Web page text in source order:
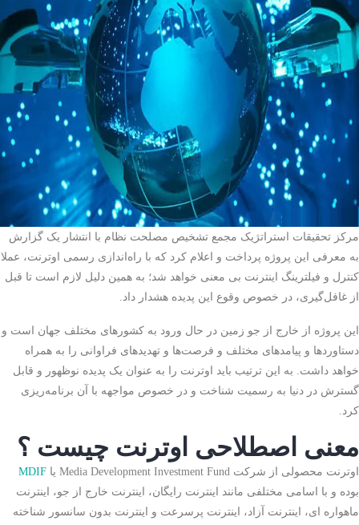
مرکز تحقیقات استراتژیک مجمع تشخیص مصلحت نظام با انتشار یک گزارش
به معرفی این پروژه پرداخت و اعلام کرد که با راه‌اندازی رسمی اوترنت، عملا
کنترل و فیلترینگ اینترنت بی معنی خواهد شد؛ به همین دلیل لازم است تا قبل
از غافل‌گیری، در خصوص وقوع این پدیده هشدار داد.
این پروژه از خارج از جو زمین در حال ورود به کشورهای مختلف جهان است و
دستاوردها و پیامدهای مختلف و فرصت‌ها و تهدیدهای فراوانی را به همراه
خواهد داشت. به این ترتیب باید اوترنت را به عنوان یک پدیده نوظهور و قابل
گسترش در دنیا به رسمیت شناخت و در خصوص مواجهه با آن برنامه‌ریزی
کرد.
معنی اصطلاحی اوترنت چیست ؟
اوترنت محصولی از شرکت Media Development Investment Fund یا
MDIF
بوده و با اسامی مختلفی مانند اینترنت رایگان، اینترنت خارج از جو، اینترنت
ماهواره ای، اینترنت آزاد، اینترنت پرسرعت و اینترنت بدون سانسور شناخته